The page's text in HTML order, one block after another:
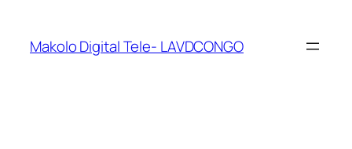
Makolo Digital Tele- LAVDCONGO